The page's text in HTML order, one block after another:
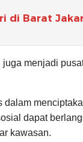
di Barat
menjadi
dalam
dapat
kawasan.